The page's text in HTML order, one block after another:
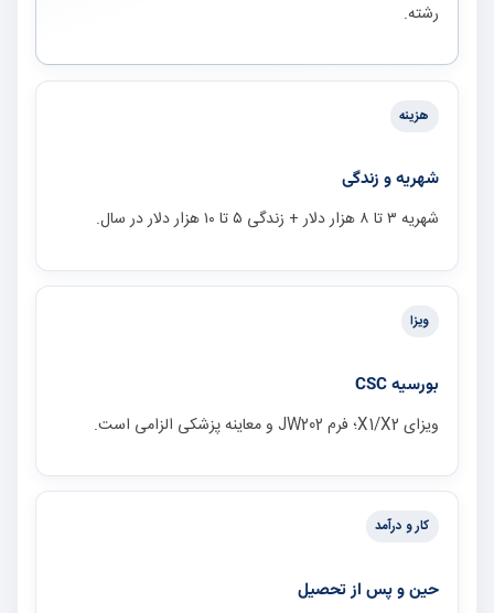
رشته.
هزینه
شهریه و زندگی
شهریه ۳ تا ۸ هزار دلار + زندگی ۵ تا ۱۰ هزار دلار در سال.
ویزا
بورسیه CSC
ویزای X1/X2؛ فرم JW202 و معاینه پزشکی الزامی است.
کار و درآمد
حین و پس از تحصیل